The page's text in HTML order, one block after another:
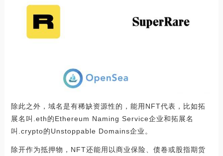
除此之外，域名是有稀缺资源性的，能用NFT代表，比如拓
展名叫.eth的Ethereum Naming Service企业和拓展名
叫.crypto的Unstoppable Domains企业。
除开作为抵押物，NFT还能用以商业保险、债卷或股指期货